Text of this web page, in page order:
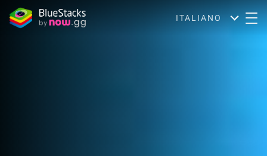
ITALIANO